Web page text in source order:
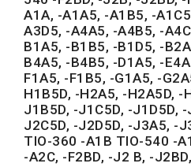
A1A, -A1A5, -A1B5, -
A3D5, -A4A5, -A4B5, -
B1A5, -B1B5, -B1D5, -
B4A5, -B4B5, -D1A5, -
F1A5, -F1B5, -G1A5, -
H1B5D, -H2A5, -H2A5D, -
J1B5D, -J1C5D, -J1D5D,
J2C5D, -J2D5D, -J3A5, -
TIO-360 -A1B TIO-540 -
-A2C, -F2BD, -J2 B, -